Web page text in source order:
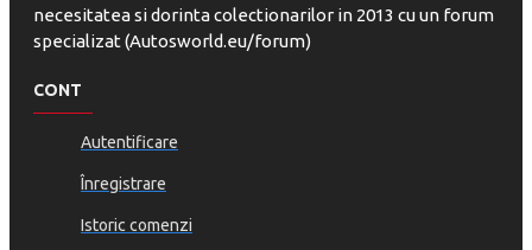
necesitatea si dorinta colectionarilor in 2013 cu un forum
specializat (Autosworld.eu/forum)
CONT
Autentificare
Înregistrare
Istoric comenzi